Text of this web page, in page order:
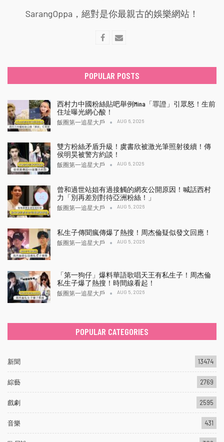
SarangOppa，絕對是你最親古的娛樂網站！
POPULAR POSTS
西村力中國粉絲貼吧舉例Mina「罪證」引眾怒！生前
住址曝光網心酸！
飯圈第一追星大戶 AUG 6, 2026
雙方粉絲矛盾升級！虞書欣被激光筆照射後續！傳
侯明昊被警方約談！
飯圈第一追星大戶 AUG 6, 2026
曾和過世站姐有過接觸的網友公開原因！喊話西村
力「別再差別對待亞洲粉絲！」
飯圈第一追星大戶 AUG 5, 2026
私生子傳聞瘋傳爆了熱搜！周杰倫疑似發文回應！
飯圈第一追星大戶 AUG 5, 2026
「第一狗仔」爆料華語歌唱天王有私生子！周杰倫
私生子爆了熱搜！時間線看起！
飯圈第一追星大戶 AUG 5, 2026
POPULAR CATEGORIES
新聞 13474
綜藝 2769
戲劇 2595
音樂 431